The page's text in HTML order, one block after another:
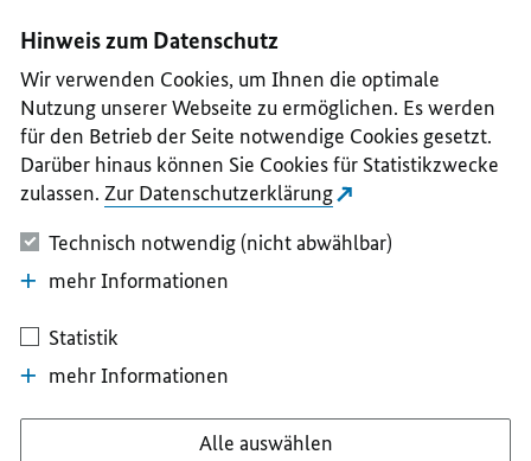
II
III
IV
V
Hinweis zum Datenschutz
Wir verwenden Cookies, um Ihnen die optimale
Nutzung unserer Webseite zu ermöglichen. Es werden
für den Betrieb der Seite notwendige Cookies gesetzt.
Darüber hinaus können Sie Cookies für Statistikzwecke
zulassen. Zur Datenschutzerklärung
Technisch notwendig (nicht abwählbar)
mehr Informationen
Statistik
mehr Informationen
Alle auswählen